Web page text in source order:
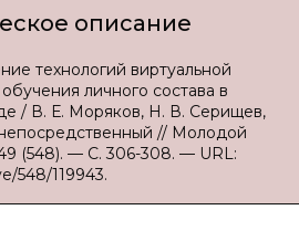
описание
технологий виртуальной
личного состава в
/ В. Е. Моряков, Н. В. Серищев,
// Молодой
(548). — С. 306-308. — URL:
548/119943.